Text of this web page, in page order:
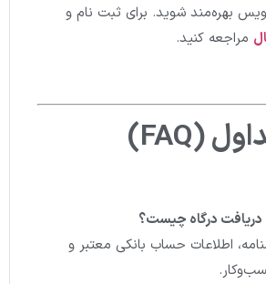
بهره‌مند شوید. برای ثبت نام و
مراجعه کنید.
(FAQ)
دریافت درگاه چیست؟
اطلاعات حساب بانکی معتبر و